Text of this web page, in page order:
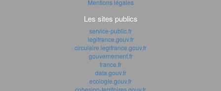
Mentions légales
Les sites publics
service-public.fr
legifrance.gouv.fr
circulaire.legifrance.gouv.fr
gouvernement.fr
france.fr
data.gouv.fr
ecologie.gouv.fr
cohesion-territoires.gouv.fr